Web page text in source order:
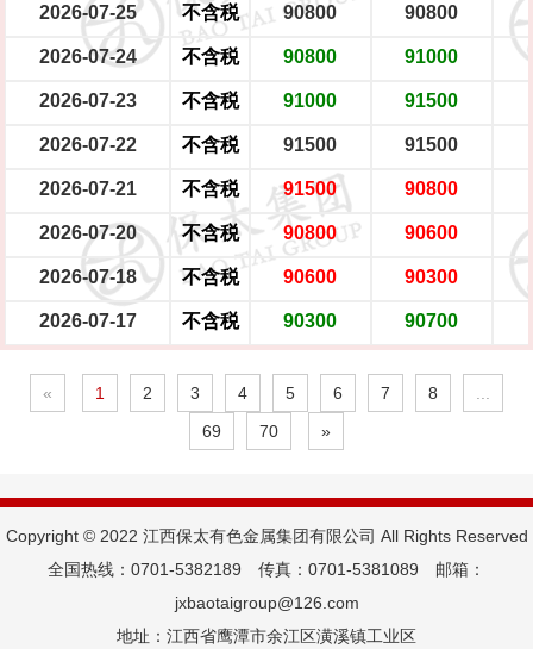
2026-07-25 不含税 90800 90800
2026-07-24 不含税 90800 91000
2026-07-23 不含税 91000 91500
2026-07-22 不含税 91500 91500
2026-07-21 不含税 91500 90800
2026-07-20 不含税 90800 90600
2026-07-18 不含税 90600 90300
2026-07-17 不含税 90300 90700
« 1 2 3 4 5 6 7 8
69
70 »
Copyright © 2022 江西保太有色金属集团有限公司 All Rights Reserved
全国热线：0701-5382189 传真：0701-5381089 邮箱：
jxbaotaigroup@126.com
地址：江西省鹰潭市余江区潢溪镇工业区